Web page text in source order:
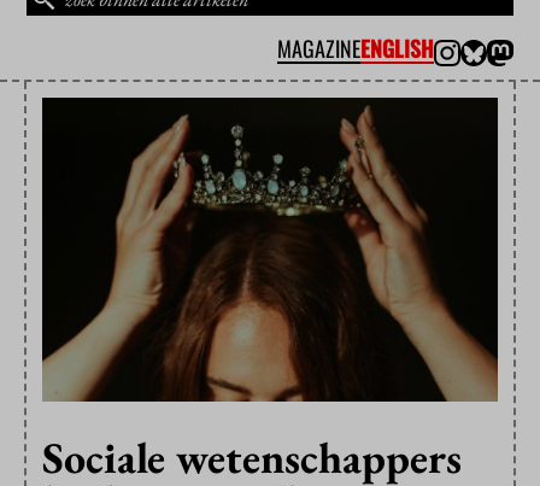
MAGAZINEENGLISH
Sociale wetenschappers